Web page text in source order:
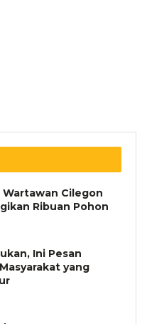
Wartawan Cilegon
Ribuan Pohon
Ini Pesan
yang